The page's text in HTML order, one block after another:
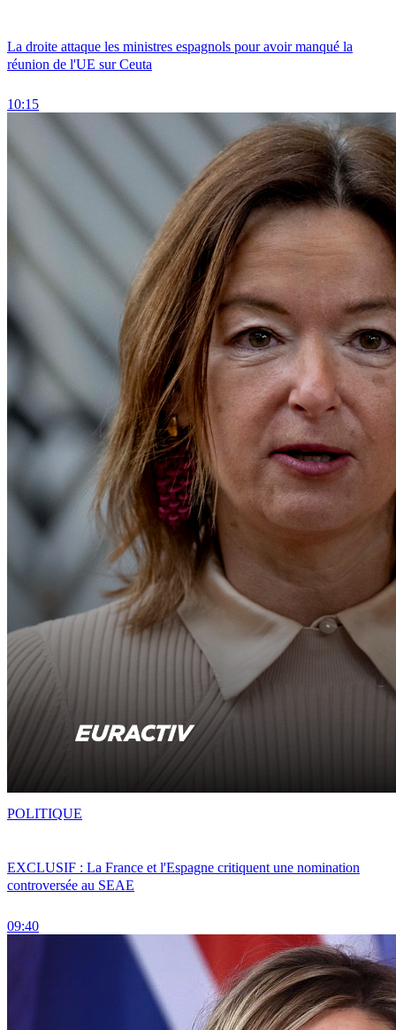
La droite attaque les ministres espagnols pour avoir manqué la
réunion de l'UE sur Ceuta
10:15
EXCLUSIF : La France et l'Espagne critiquent une nomination
controversée au SEAE
09:40
POLITIQUE